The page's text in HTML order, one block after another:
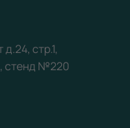
стр.1,
стенд №220